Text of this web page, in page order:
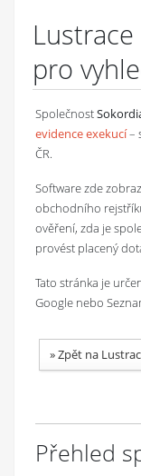
pro
Společnost
evidence exekucí–
ČR.
Software zde
obchodního
ověření, zda je
provést placený
Tato stránka je
Google nebo
»Zpět na
Přehled